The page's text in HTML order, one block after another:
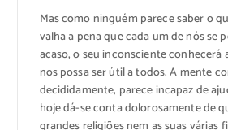
Mas como ninguém parece saber o
valha a pena que cada um de nós se
acaso, o seu inconsciente conhecerá
nos possa ser útil a todos. A mente
decididamente, parece incapaz de
hoje dá-se conta dolorosamente de